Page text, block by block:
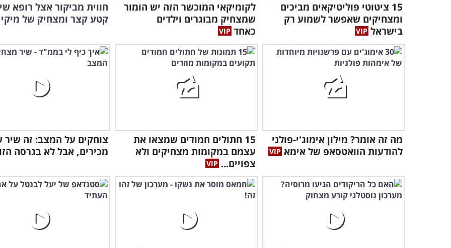
15 ציטוטי פוליטיקאים מביכים
ומצחיקים שאפשר לשמוע רק
בישראל
לקומיקאי המוכשר הזה יש הומור
שמצחיק מבוגרים וילדים
כאחד
חווית מביקור אצל רופא
קטע קצר ומצחיק של
מה זה אומר? מילון אימוג'י-פולני
להודעות הוואטסאפ של אימא
15 חתולים חמודים שמצאו את
עצמם במקומות מצחיקים ולא
צפויים...
צוחקים על המצב: זה שיר
מכירים, אבל לא בגרסה